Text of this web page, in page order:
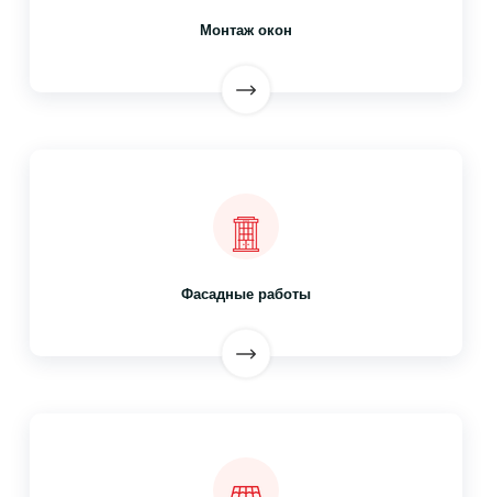
Монтаж окон
Фасадные работы